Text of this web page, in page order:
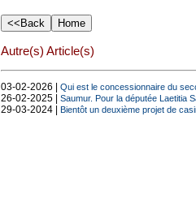
Autre(s) Article(s)
03-02-2026 | Qui est le concessionnaire du
26-02-2025 | Saumur. Pour la députée Laetitia
29-03-2024 | Bientôt un deuxième projet de